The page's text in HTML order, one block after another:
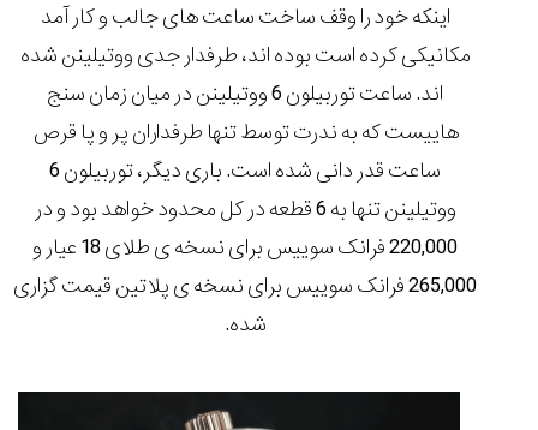
اینکه خود را وقف ساخت ساعت های جالب و کار آمد
مکانیکی کرده است بوده اند، طرفدار جدی ووتیلینن شده
اند. ساعت توربیلون 6 ووتیلینن در میان زمان سنج
هاییست که به ندرت توسط تنها طرفداران پر و پا قرص
ساعت قدر دانی شده است. باری دیگر، توربیلون 6
ووتیلینن تنها به
در کل محدود خواهد بود و در
220,000 فرانک سوییس
برای نسخه ی طلای 18 عیار و
265,000 فرانک سوییس
برای نسخه ی پلاتین قیمت گزاری
شده.